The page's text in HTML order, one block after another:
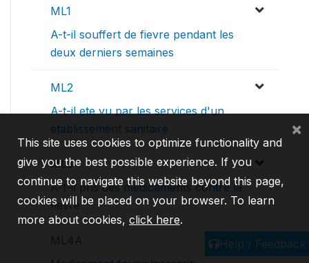
ML1
A-t-il souffert de fievre pendant les
deux derniers semaines
ML2
A-t-il ete vu par les services d'un
etablissement sanitaire
ML3
A-t-il pris des medicaments contre la
fievre
ML4A
Help / Feedback
This site uses cookies to optimize functionality and
give you the best possible experience. If you
continue to navigate this website beyond this page,
cookies will be placed on your browser. To learn
more about cookies, click here.
×